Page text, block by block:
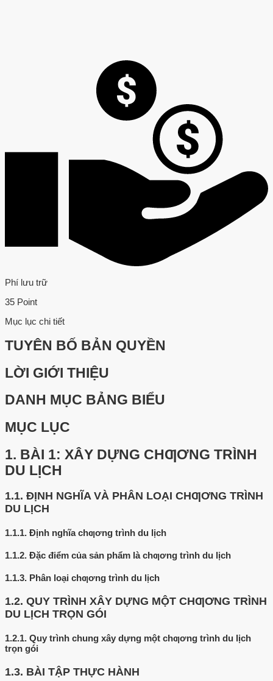
Phí lưu trữ
35 Point
Mục lục chi tiết
TUYÊN BỐ BẢN QUYỀN
LỜI GIỚI THIỆU
DANH MỤC BẢNG BIỂU
MỤC LỤC
1. BÀI 1: XÂY DỰNG CHƢƠNG TRÌNH
DU LỊCH
1.1. ĐỊNH NGHĨA VÀ PHÂN LOẠI CHƢƠNG TRÌNH
DU LỊCH
1.1.1. Định nghĩa chƣơng trình du lịch
1.1.2. Đặc điểm của sản phẩm là chƣơng trình du lịch
1.1.3. Phân loại chƣơng trình du lịch
1.2. QUY TRÌNH XÂY DỰNG MỘT CHƢƠNG TRÌNH
DU LỊCH TRỌN GÓI
1.2.1. Quy trình chung xây dựng một chƣơng trình du lịch
trọn gói
1.3. BÀI TẬP THỰC HÀNH